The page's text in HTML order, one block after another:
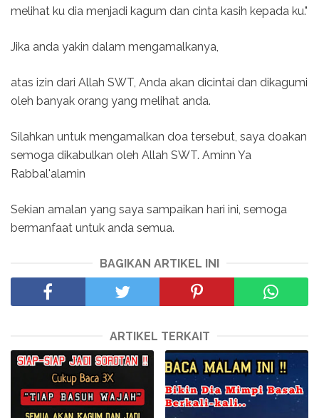
melihat ku dia menjadi kagum dan cinta kasih kepada ku."
Jika anda yakin dalam mengamalkanya,
atas izin dari Allah SWT, Anda akan dicintai dan dikagumi
oleh banyak orang yang melihat anda.
Silahkan untuk mengamalkan doa tersebut, saya doakan
semoga dikabulkan oleh Allah SWT. Aminn Ya
Rabbal'alamin
Sekian amalan yang saya sampaikan hari ini, semoga
bermanfaat untuk anda semua.
BAGIKAN ARTIKEL INI
ARTIKEL TERKAIT